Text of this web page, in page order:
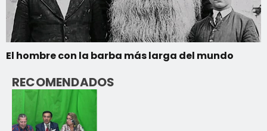
El hombre con la barba más larga del mundo
RECOMENDADOS